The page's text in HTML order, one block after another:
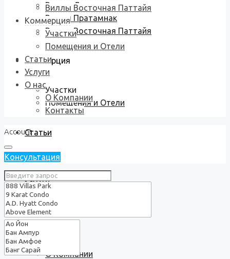
Виллы Джомтьен
Виллы Пратамнак
Виллы Восточная Паттайя
Коммерция
Участки
Помещения и Отели
Статьи
Услуги
О нас
О Компании
Виллы Восточная Паттайя
Коммерция
Участки
Помещения и Отели
Статьи
Услуги
О нас
О Компании
Контакты
Account
Консультация